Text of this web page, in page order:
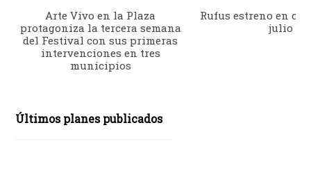
Arte Vivo en la Plaza
protagoniza la tercera semana
del Festival con sus primeras
intervenciones en tres
municipios
Rufus estreno en
julio
Últimos planes publicados